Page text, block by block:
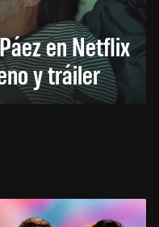
en Netflix
y tráiler